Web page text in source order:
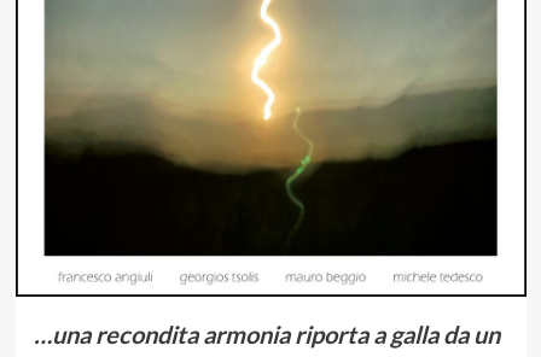
…una recondita armonia riporta a galla da un